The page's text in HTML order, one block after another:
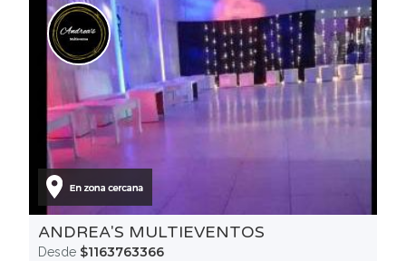
ANDREA'S MULTIEVENTOS
Desde $1163763366